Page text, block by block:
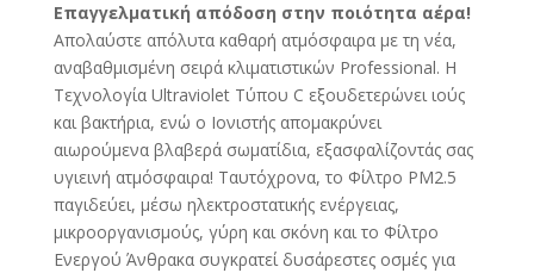
ποσότητα
Επαγγελματική απόδοση στην ποιότητα αέρα!
Απολαύστε απόλυτα καθαρή ατμόσφαιρα με τη νέα,
αναβαθμισμένη σειρά κλιματιστικών Professional. Η
Τεχνολογία Ultraviolet Τύπου C εξουδετερώνει ιούς
και βακτήρια, ενώ ο Ιονιστής απομακρύνει
αιωρούμενα βλαβερά σωματίδια, εξασφαλίζοντάς σας
υγιεινή ατμόσφαιρα! Ταυτόχρονα, το Φίλτρο PM2.5
παγιδεύει, μέσω ηλεκτροστατικής ενέργειας,
μικροοργανισμούς, γύρη και σκόνη και το Φίλτρο
Ενεργού Άνθρακα συγκρατεί δυσάρεστες οσμές για